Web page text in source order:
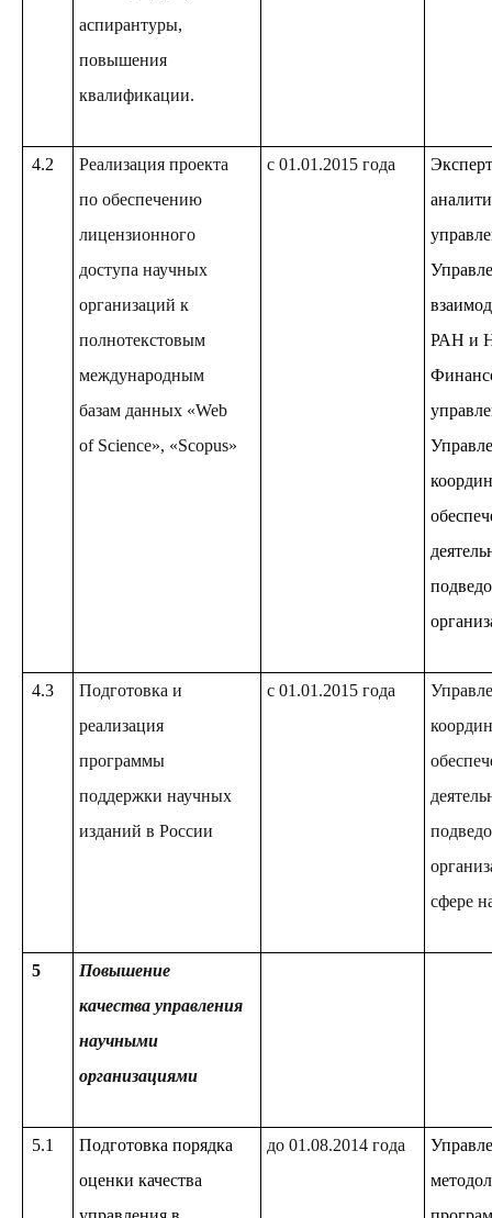
аспирантуры,
повышения
квалификации.
4.2
Реализация проекта
по обеспечению
лицензионного
доступа научных
организаций к
полнотекстовым
международным
базам данных «Web
of Science», «Scopus»
с 01.01.2015 года
РАН и
4.3
Подготовка и
реализация
программы
поддержки научных
изданий в России
с 01.01.2015 года
сфере
5
Повышение
качества управления
научными
организациями
5.1
Подготовка порядка
оценки качества
до 01.08.2014 года